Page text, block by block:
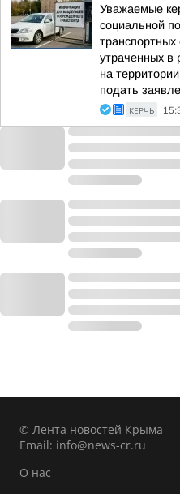
Уважаемые
социальной
утраченных в
на
подать
КЕРЧЬ
© Лента новостей Крыма
Email: info@news-cr.ru
О нас